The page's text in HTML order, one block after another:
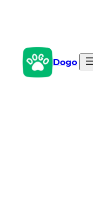
Dogo